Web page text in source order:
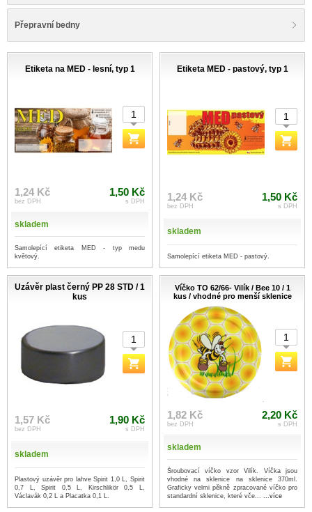
Přepravní bedny
Etiketa na MED - lesní, typ 1
1,24 Kč
bez DPH
1,50 Kč
s DPH
skladem
Samolepící etiketa MED - typ medu
květový.
Etiketa MED - pastový, typ 1
1,24 Kč
bez DPH
1,50 Kč
s DPH
skladem
Samolepící etiketa MED - pastový.
Uzávěr plast černý PP 28 STD / 1
kus
1,57 Kč
bez DPH
1,90 Kč
s DPH
skladem
Plastový uzávěr pro lahve Spirit 1,0 L, Spirit
0,7 L, Spirit 0,5 L, Kirschlikör 0,5 L,
Václavák 0,2 L a Placatka 0,1 L.
Víčko TO 62/66- Vilík / Bee 10 / 1
kus / vhodné pro menší sklenice
1,82 Kč
bez DPH
2,20 Kč
s DPH
skladem
Šroubovací víčko vzor Vilík. Víčka jsou
vhodné na sklenice na sklenice 370ml.
Graficky velmi pěkně zpracované víčko pro
standardní sklenice, které vče... ...více